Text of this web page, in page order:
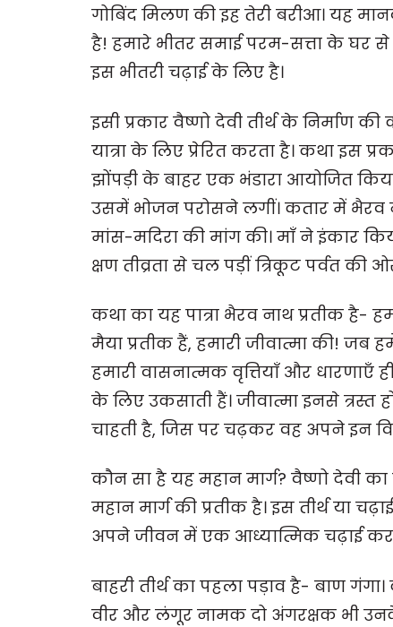
गोबिंद मिलण की इह तेरी बरीआ। यह
है! हमारे भीतर समाई परम-सत्ता के घर
इस भीतरी चढ़ाई के लिए है।
इसी प्रकार वैष्णो देवी तीर्थ के
यात्रा के लिए प्रेरित करता है। कथा इस
झोंपड़ी के बाहर एक भंडारा आयोजित
उसमें भोजन परोसने लगीं। कतार में भैरव
मांस-मदिरा की मांग की। माँ ने इंकार
क्षण तीव्रता से चल पड़ीं त्रिकूट पर्वत की
कथा का यह पात्रा भैरव नाथ प्रतीक है-
मैया प्रतीक हैं, हमारी जीवात्मा की! जब
हमारी वासनात्मक वृत्तियाँ और
के लिए उकसाती हैं। जीवात्मा इनसे
चाहती है, जिस पर चढ़कर वह अपने इन
कौन सा है यह महान मार्ग? वैष्णो देवी का
महान मार्ग की प्रतीक है। इस तीर्थ
अपने जीवन में एक आध्यात्मिक चढ़ाई
बाहरी तीर्थ का पहला पड़ाव है- बाण
वीर और लंगूर नामक दो अंगरक्षक भी